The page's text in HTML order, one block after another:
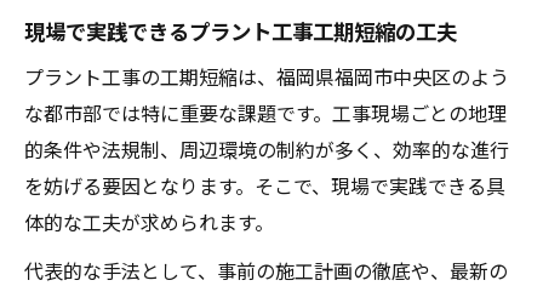
現場で実践できるプラント工事工期短縮の工夫
プラント工事の工期短縮は、福岡県福岡市中央区のよう
な都市部では特に重要な課題です。工事現場ごとの地理
的条件や法規制、周辺環境の制約が多く、効率的な進行
を妨げる要因となります。そこで、現場で実践できる具
体的な工夫が求められます。
代表的な手法として、事前の施工計画の徹底や、最新の